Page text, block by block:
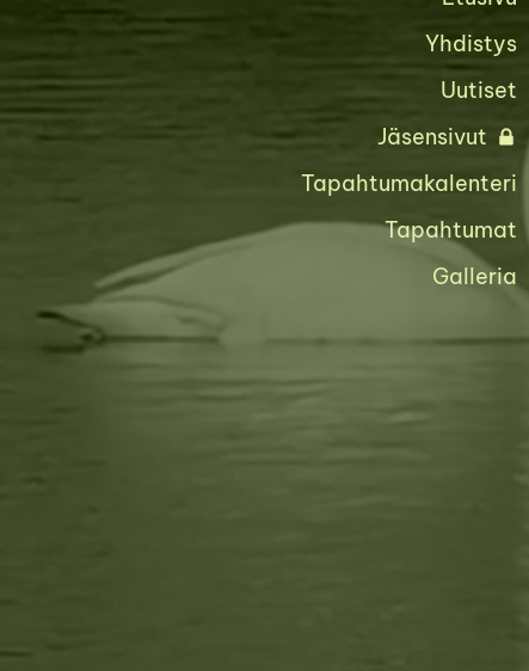
Yhdistys
Uutiset
Jäsensivut
Tapahtumakalenteri
Tapahtumat
Galleria